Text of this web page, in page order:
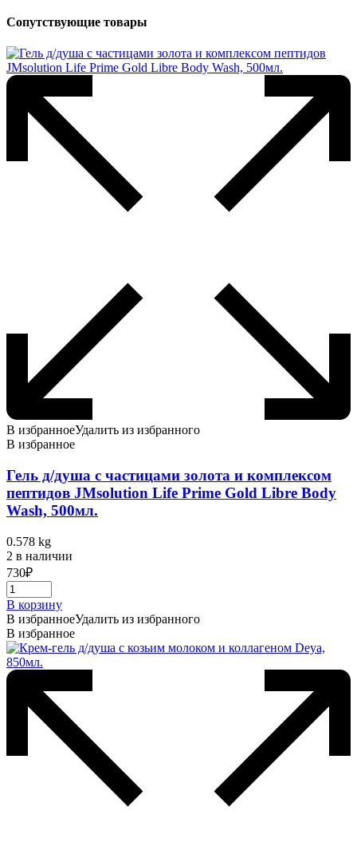
Сопутствующие товары
В избранноеУдалить из избранного
В избранное
Гель д/душа с частицами золота и комплексом
пептидов JMsolution Life Prime Gold Libre Body
Wash, 500мл.
0.578 kg
2 в наличии
730₽
В корзину
В избранноеУдалить из избранного
В избранное